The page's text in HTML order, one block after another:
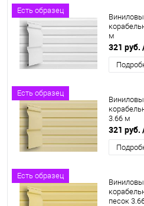
Есть образец
м
321 руб.
Есть образец
3.66 м
321 руб.
Есть образец
песок